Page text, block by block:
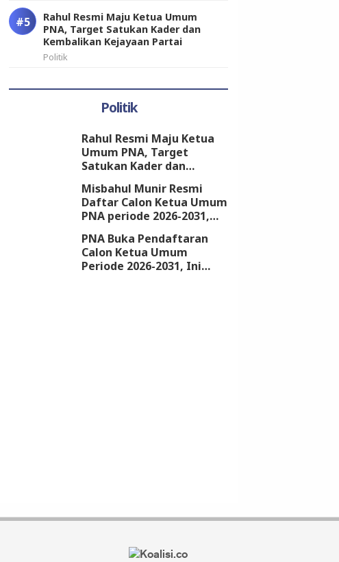
Rahul Resmi Maju Ketua Umum
PNA, Target Satukan Kader dan
Kembalikan Kejayaan Partai
Politik
Politik
Rahul Resmi Maju Ketua
Umum PNA, Target
Satukan Kader dan
Partai
Misbahul Munir Resmi
Daftar Calon Ketua Umum
PNA periode 2026-2031,
DPW
PNA Buka Pendaftaran
Calon Ketua Umum
Periode 2026-2031, Ini